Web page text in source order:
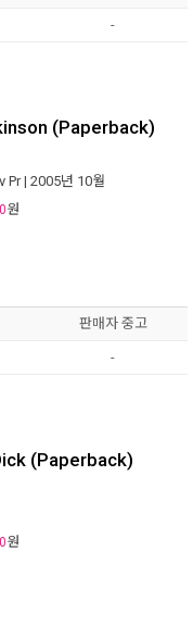
-
(Paperback)
Pr| 2005년 10월
원
판매자 중고
-
(Paperback)
원